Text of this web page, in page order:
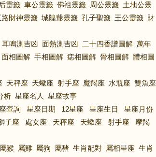
靈籤 車公靈籤 佛祖靈籤 周公靈籤 土地公靈
路財神靈籤 城隍爺靈籤 孔子聖籤 王公靈籤 財
耳鳴測吉凶 面熱測吉凶 二十四香譜圖解 萬年
面相圖解 手相圖解 痣相圖解 骨相圖解 體相圖
天秤座 天蠍座 射手座 魔羯座 水瓶座 雙魚座
析 星座名人
星座故事
查詢 星座日期 12星座 星座生日
星座月份
子座 處女座 天秤座 天蠍座 射手座
摩羯
屬猴 屬雞 屬狗 屬豬 生肖配對 屬相星座 生肖